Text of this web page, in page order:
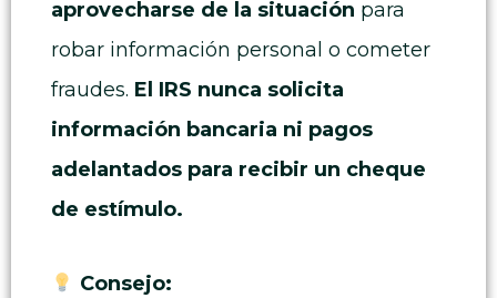
aprovecharse de la situación para
robar información personal o cometer
fraudes. El IRS nunca solicita
información bancaria ni pagos
adelantados para recibir un cheque
de estímulo.
Consejo: